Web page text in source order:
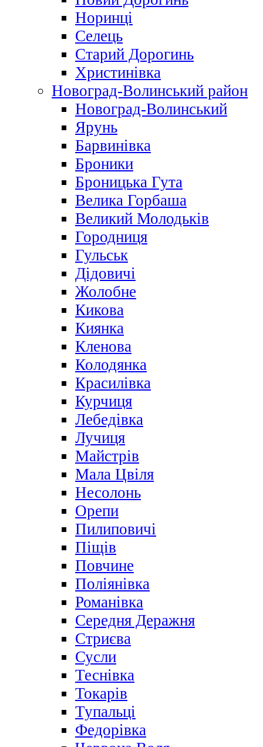
Норинці
Селець
Старий Дорогинь
Христинівка
Новоград-Волинський район
Новоград-Волинський
Ярунь
Барвинівка
Броники
Броницька Гута
Велика Горбаша
Великий Молодьків
Городниця
Гульськ
Дідовичі
Жолобне
Кикова
Киянка
Кленова
Колодянка
Красилівка
Курчиця
Лебедівка
Лучиця
Майстрів
Мала Цвіля
Несолонь
Орепи
Пилиповичі
Піщів
Повчине
Поліянівка
Романівка
Середня Деражня
Стриєва
Сусли
Теснівка
Токарів
Тупальці
Федорівка